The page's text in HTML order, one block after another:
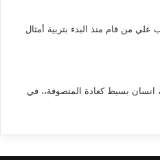
علي من قام منذ البدء بتربية أمثال
انسان بسيط كعادة المتصوفة،، في